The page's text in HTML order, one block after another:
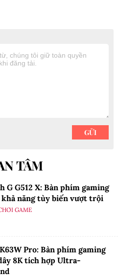
TÂM
G G512 X: Bàn phím gaming
năng tùy biến vượt trội
GAME
Pro: Bàn phím gaming
8K tích hợp Ultra-